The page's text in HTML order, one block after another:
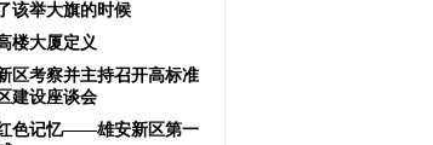
该举大旗的时候
楼大厦定义
区考察并主持召开高标准
建设座谈会
色记忆——雄安新区第一